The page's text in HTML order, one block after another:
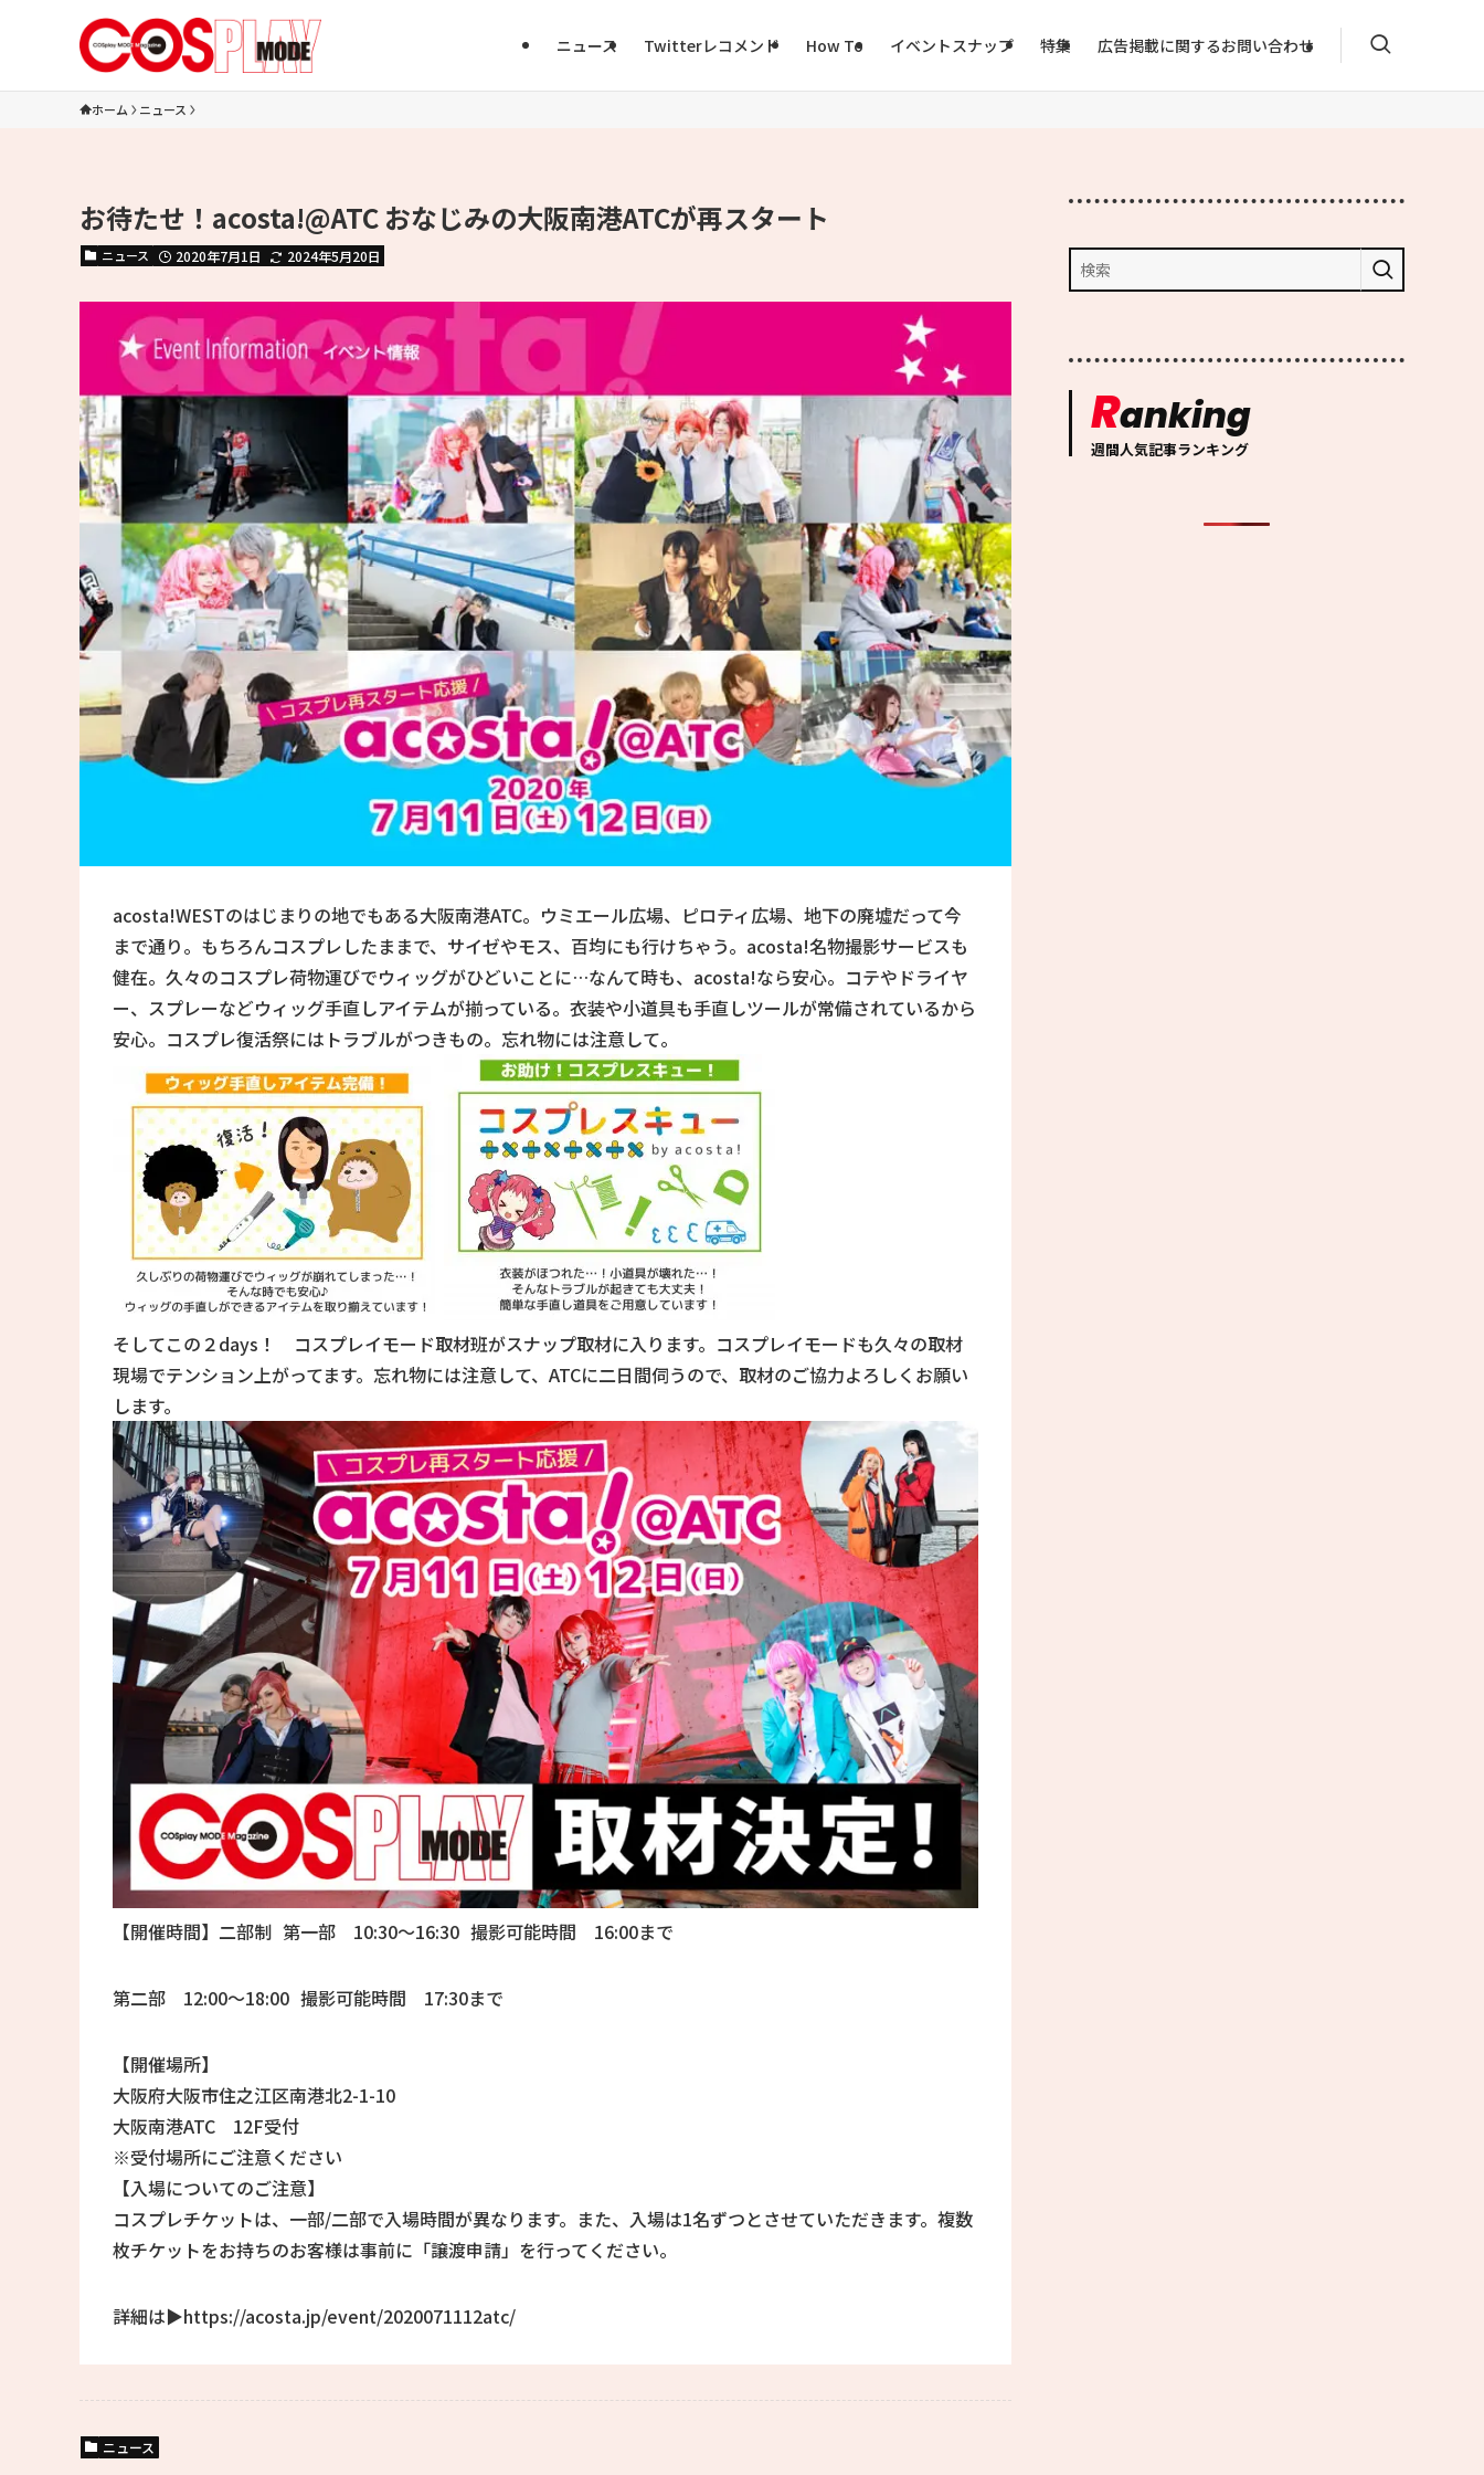
ニュース Twitterレコメンド How To イベントスナップ 特集 広告掲載に関するお問い合わせ
ホーム ニュース
お待たせ！acosta!@ATC おなじみの大阪南港ATCが再スタート
ニュース 2020年7月1日 2024年5月20日
acosta!WESTのはじまりの地でもある大阪南港ATC。ウミエール広場、ピロティ広場、地下の廃墟だって今
まで通り。もちろんコスプレしたままで、サイゼやモス、百均にも行けちゃう。acosta!名物撮影サービスも
健在。久々のコスプレ荷物運びでウィッグがひどいことに…なんて時も、acosta!なら安心。コテやドライヤ
ー、スプレーなどウィッグ手直しアイテムが揃っている。衣装や小道具も手直しツールが常備されているから
安心。コスプレ復活祭にはトラブルがつきもの。忘れ物には注意して。
そしてこの２days！ コスプレイモード取材班がスナップ取材に入ります。コスプレイモードも久々の取材
現場でテンション上がってます。忘れ物には注意して、ATCに二日間伺うので、取材のご協力よろしくお願い
します。
【開催時間】二部制 第一部 10:30〜16:30 撮影可能時間 16:00まで
第二部 12:00〜18:00 撮影可能時間 17:30まで
【開催場所】
大阪府大阪市住之江区南港北2-1-10
大阪南港ATC 12F受付
※受付場所にご注意ください
【入場についてのご注意】
コスプレチケットは、一部/二部で入場時間が異なります。また、入場は1名ずつとさせていただきます。複数
枚チケットをお持ちのお客様は事前に「譲渡申請」を行ってください。
詳細は▶https://acosta.jp/event/2020071112atc/
ニュース
Ranking
週間人気記事ランキング